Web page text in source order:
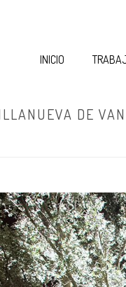
INICIO
DE